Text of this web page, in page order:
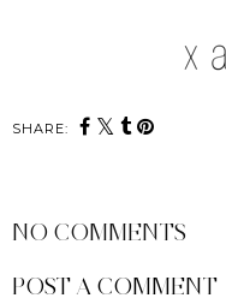
SHARE:
NO COMMENTS
POST A COMMENT